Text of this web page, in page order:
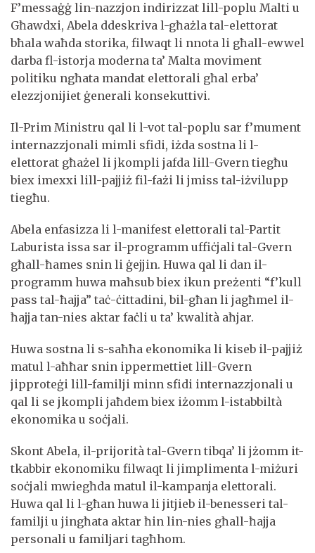
F’messaġġ lin-nazzjon indirizzat lill-poplu Malti u
Għawdxi, Abela ddeskriva l-għażla tal-elettorat
bħala waħda storika, filwaqt li nnota li għall-ewwel
darba fl-istorja moderna ta’ Malta moviment
politiku ngħata mandat elettorali għal erba’
elezzjonijiet ġenerali konsekuttivi.
Il-Prim Ministru qal li l-vot tal-poplu sar f’mument
internazzjonali mimli sfidi, iżda sostna li l-
elettorat għażel li jkompli jafda lill-Gvern tiegħu
biex imexxi lill-pajjiż fil-fażi li jmiss tal-iżvilupp
tiegħu.
Abela enfasizza li l-manifest elettorali tal-Partit
Laburista issa sar il-programm uffiċjali tal-Gvern
għall-ħames snin li ġejjin. Huwa qal li dan il-
programm huwa maħsub biex ikun preżenti “f’kull
pass tal-ħajja” taċ-ċittadini, bil-għan li jagħmel il-
ħajja tan-nies aktar faċli u ta’ kwalità aħjar.
Huwa sostna li s-saħħa ekonomika li kiseb il-pajjiż
matul l-aħħar snin ippermettiet lill-Gvern
jipproteġi lill-familji minn sfidi internazzjonali u
qal li se jkompli jaħdem biex iżomm l-istabbiltà
ekonomika u soċjali.
Skont Abela, il-prijorità tal-Gvern tibqa’ li jżomm it-
tkabbir ekonomiku filwaqt li jimplimenta l-miżuri
soċjali mwiegħda matul il-kampanja elettorali.
Huwa qal li l-għan huwa li jitjieb il-benesseri tal-
familji u jingħata aktar ħin lin-nies għall-ħajja
personali u familjari tagħhom.